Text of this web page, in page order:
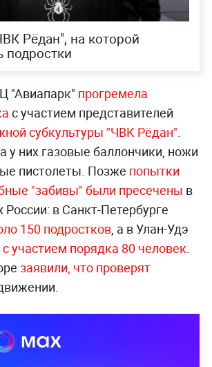
Рёдан", на которой
"Авиапарк" прогремела
с участием представителей
субкультуры "ЧВК Рёдан".
у них газовые баллончики, ножи
пистолеты. Позже попытки
"забивы" были пресечены в
России: в Санкт-Петербурге
150 подростков, а в Улан-Удэ
участием порядка 80 человек.
заявили, что проверят